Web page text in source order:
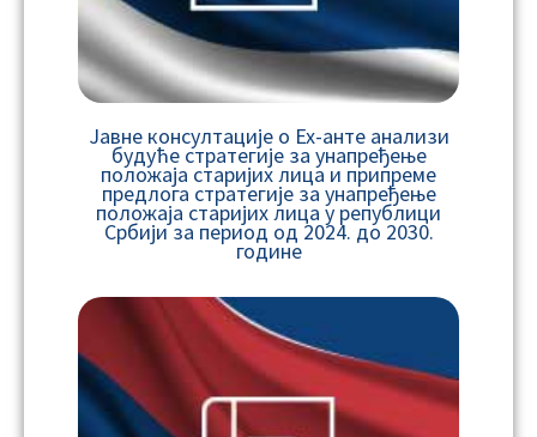
Јавне консултације о Ех-анте анализи
будуће стратегије за унапређење
положаја старијих лица и припреме
предлога стратегије за унапређење
положаја старијих лица у републици
Србији за период од 2024. до 2030.
године